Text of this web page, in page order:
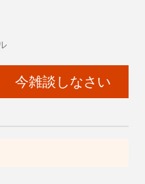
今雑談しなさい